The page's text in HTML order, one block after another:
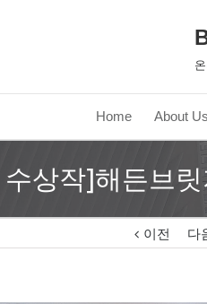
Home About Us
상작]해든브릿
이전 다